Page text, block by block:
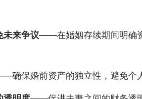
未来争议——在婚姻存续期间明确
确保婚前资产的独立性，避免个